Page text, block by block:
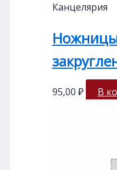
Канцелярия
Ножницы
95,00 ₽ В